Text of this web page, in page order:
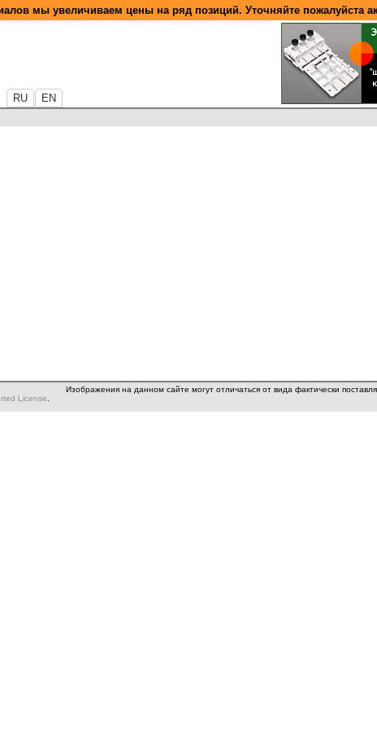
мы увеличиваем цены на ряд позиций. Уточняйте пожалуйста
RU
EN
License
Изображения на данном сайте могут отличаться от вида фактически